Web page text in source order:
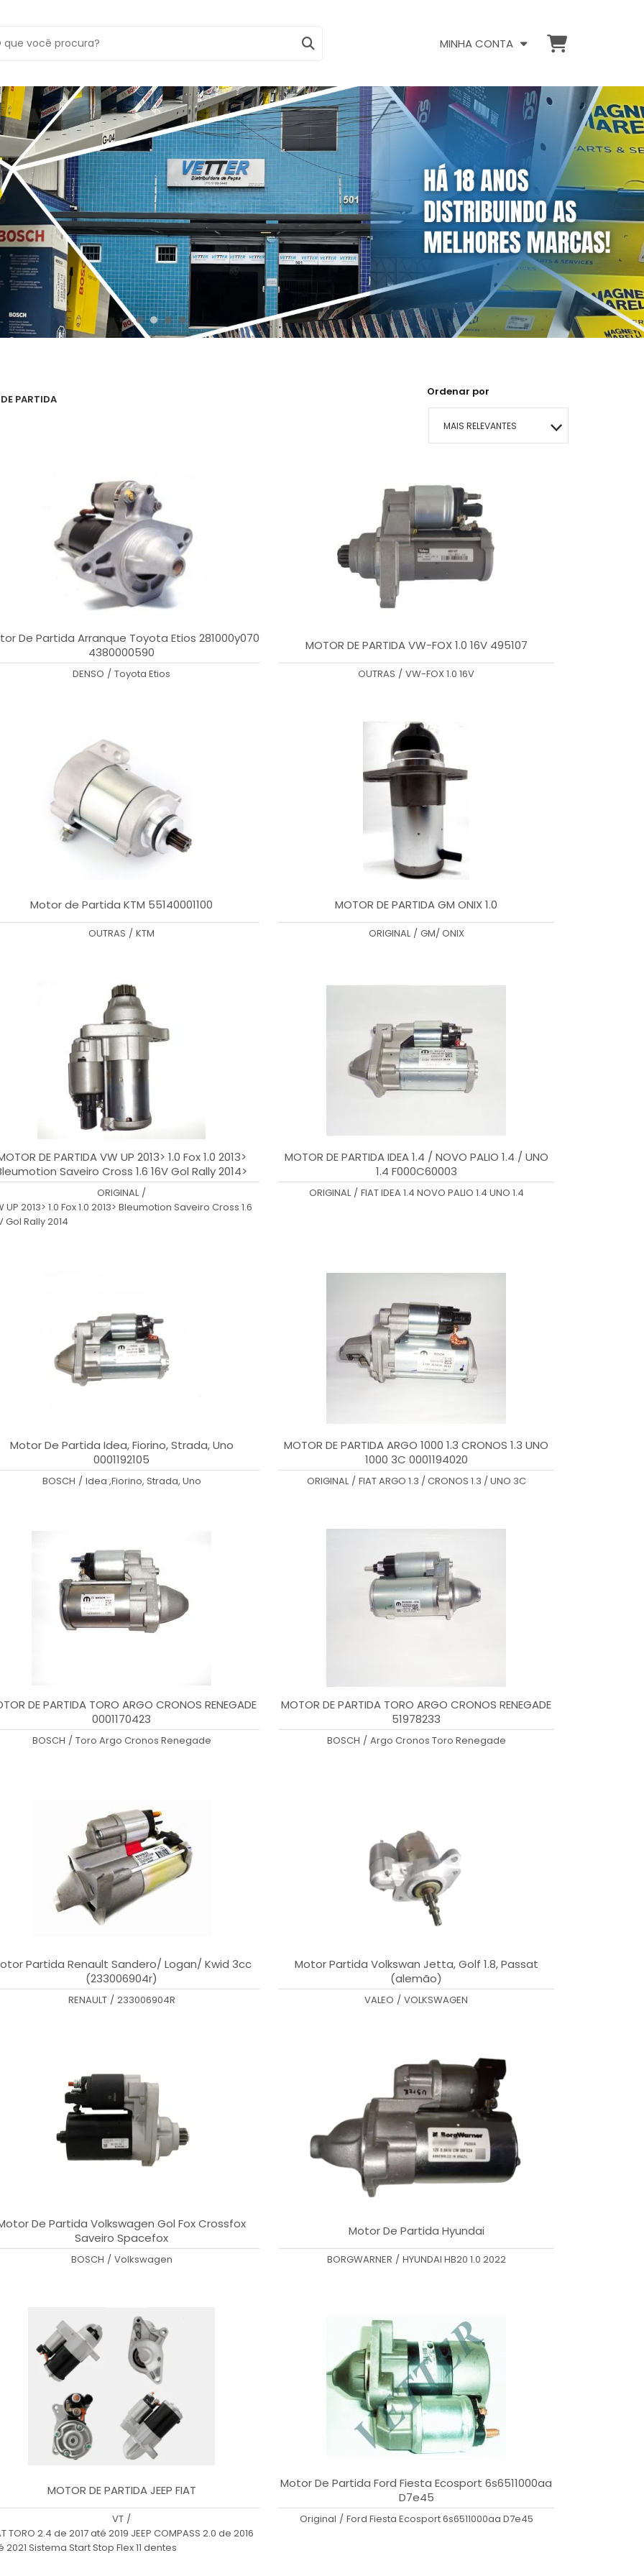
MINHA CONTA
PARTIDA
Ordenar por
MAIS RELEVANTES
MENOR PREÇO
MAIOR PREÇO
A - Z
De Partida Arranque Toyota Etios 281000y070
4380000590
DENSO / Toyota Etios
MOTOR DE PARTIDA VW-FOX 1.0 16V 495107
OUTRAS / VW-FOX 1.0 16V
Motor de Partida KTM 55140001100
OUTRAS / KTM
MOTOR DE PARTIDA GM ONIX 1.0
ORIGINAL / GM/ ONIX
DE PARTIDA VW UP 2013> 1.0 Fox 1.0 2013>
Saveiro Cross 1.6 16V Gol Rally 2014>
.ORIGINAIS TSC10R6
ORIGINAL /
UP 2013> 1.0 Fox 1.0 2013> Bleumotion Saveiro Cross 1.6
Gol Rally 2014
MOTOR DE PARTIDA IDEA 1.4 / NOVO PALIO 1.4 / UNO
1.4 F000C60003
ORIGINAL / FIAT IDEA 1.4 NOVO PALIO 1.4 UNO 1.4
Motor De Partida Idea, Fiorino, Strada, Uno
0001192105
BOSCH / Idea ,Fiorino, Strada, Uno
MOTOR DE PARTIDA ARGO 1000 1.3 CRONOS 1.3 UNO
1000 3C 0001194020
ORIGINAL / FIAT ARGO 1.3 / CRONOS 1.3 / UNO 3C
DE PARTIDA TORO ARGO CRONOS RENEGADE
0001170423
BOSCH / Toro Argo Cronos Renegade
MOTOR DE PARTIDA TORO ARGO CRONOS RENEGADE
51978233
BOSCH / Argo Cronos Toro Renegade
Partida Renault Sandero/ Logan/ Kwid 3cc
(233006904r)
RENAULT / 233006904R
Motor Partida Volkswan Jetta, Golf 1.8, Passat
(alemão)
VALEO / VOLKSWAGEN
De Partida Volkswagen Gol Fox Crossfox
Saveiro Spacefox
BOSCH / Volkswagen
Motor De Partida Hyundai
BORGWARNER / HYUNDAI HB20 1.0 2022
MOTOR DE PARTIDA JEEP FIAT
VT /
TORO 2.4 de 2017 até 2019 JEEP COMPASS 2.0 de 2016
2021 Sistema Start Stop Flex 11 dentes
Motor De Partida Ford Fiesta Ecosport 6s6511000aa
D7e45
Original / Ford Fiesta Ecosport 6s6511000aa D7e45